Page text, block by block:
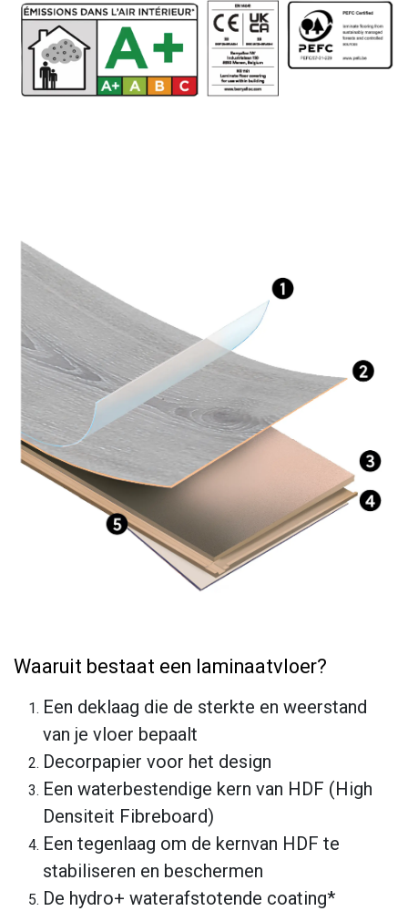
Waaruit bestaat een laminaatvloer?
Een deklaag die de sterkte en weerstand
van je vloer bepaalt
Decorpapier voor het design
Een waterbestendige kern van HDF (High
Densiteit Fibreboard)
Een tegenlaag om de kernvan HDF te
stabiliseren en beschermen
De hydro+ waterafstotende coating*